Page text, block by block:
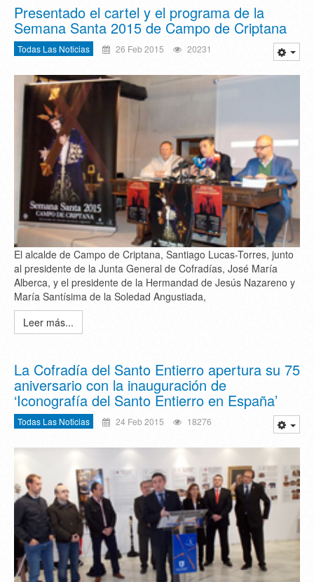
Presentado el cartel y el programa de la
Semana Santa 2015 de Campo de Criptana
Todas Las Noticias 26 Feb 2015 20231
El alcalde de Campo de Criptana, Santiago Lucas-Torres, junto
al presidente de la Junta General de Cofradías, José María
Alberca, y el presidente de la Hermandad de Jesús Nazareno y
María Santísima de la Soledad Angustiada,
Leer más...
La Cofradía del Santo Entierro apertura su 75
aniversario con la inauguración de
‘Iconografía del Santo Entierro en España’
Todas Las Noticias 24 Feb 2015 18276